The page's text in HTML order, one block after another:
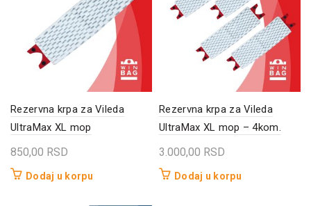
Rezervna krpa za Vileda
UltraMax XL mop
850,00 RSD
Dodaj u korpu
Rezervna krpa za Vileda
UltraMax XL mop – 4kom.
3.000,00 RSD
Dodaj u korpu